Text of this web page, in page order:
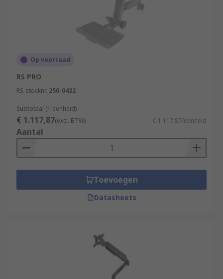
Op voorraad
RS PRO
RS-stocknr. 250-0432
Subtotaal (1 eenheid)
€ 1.117,87(excl. BTW) € 1.117,87/eenheid
Aantal
Toevoegen
Datasheets